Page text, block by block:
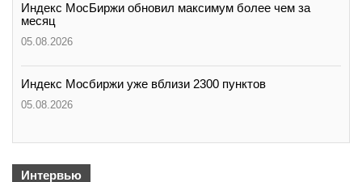
Индекс МосБиржи обновил максимум более чем за
месяц
05.08.2026
Индекс Мосбиржи уже вблизи 2300 пунктов
05.08.2026
Интервью